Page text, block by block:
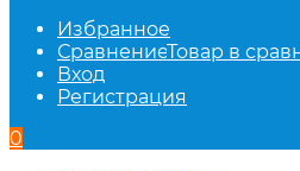
Избранное
СравнениеТовар в
Вход
Регистрация
0